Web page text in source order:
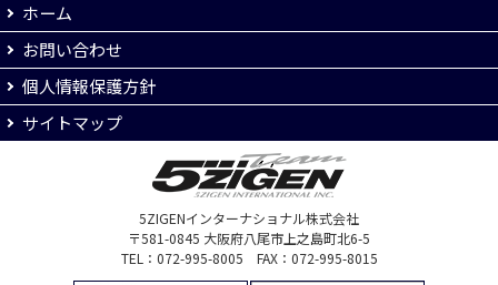
ホーム
お問い合わせ
個人情報保護方針
サイトマップ
5ZIGENインターナショナル株式会社
〒581-0845 大阪府八尾市上之島町北6-5
TEL：072-995-8005 FAX：072-995-8015